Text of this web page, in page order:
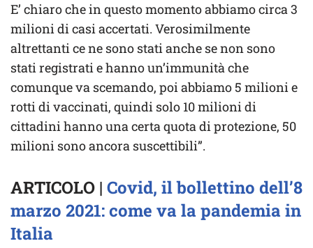
E’ chiaro che in questo momento abbiamo circa 3
milioni di casi accertati. Verosimilmente
altrettanti ce ne sono stati anche se non sono
stati registrati e hanno un’immunità che
comunque va scemando, poi abbiamo 5 milioni e
rotti di vaccinati, quindi solo 10 milioni di
cittadini hanno una certa quota di protezione, 50
milioni sono ancora suscettibili”.
ARTICOLO | Covid, il bollettino dell’8
marzo 2021: come va la pandemia in
Italia